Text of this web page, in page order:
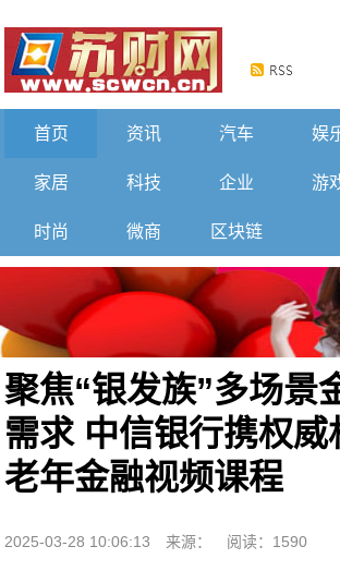
首页 资讯 汽车 娱
家居 科技 企业 游
时尚 微商 区块链
聚焦“银发族”多场景
需求 中信银行携权威
老年金融视频课程
2025-03-28 10:06:13 来源： 阅读：1590